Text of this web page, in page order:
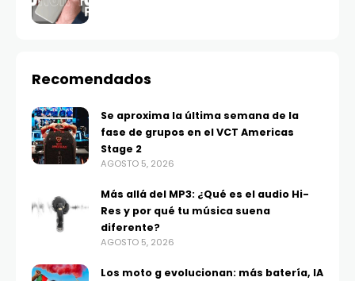
Recomendados
Se aproxima la última semana de la
fase de grupos en el VCT Americas
Stage 2
AGOSTO 5, 2026
Más allá del MP3: ¿Qué es el audio Hi-
Res y por qué tu música suena
diferente?
AGOSTO 5, 2026
Los moto g evolucionan: más batería, IA